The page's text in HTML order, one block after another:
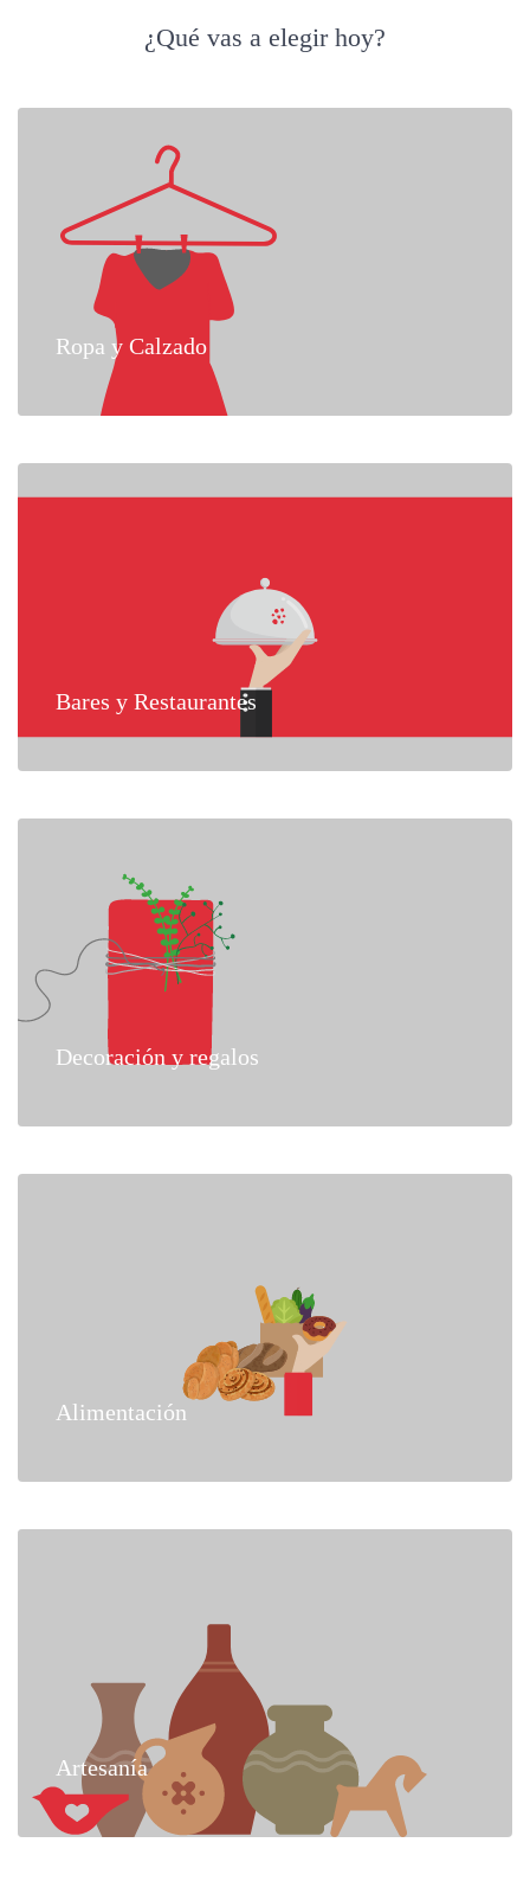
¿Qué vas a elegir hoy?
Ropa y Calzado
Bares y Restaurantes
Decoración y regalos
Alimentación
Artesanía